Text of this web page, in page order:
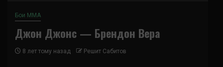
Бои ММА
Джон Джонс — Брендон Вера
8 лет тому назад Решит Сабитов